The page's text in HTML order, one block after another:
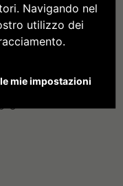
Navigando nel
utilizzo dei
mie impostazioni
€